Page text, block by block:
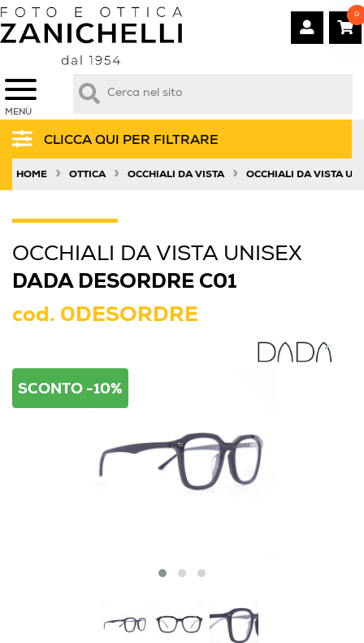
MENÙ
0
CLICCA QUI PER FILTRARE
HOME » OTTICA » OCCHIALI DA VISTA » OCCHIALI DA VISTA
OCCHIALI DA VISTA UNISEX
DADA DESORDRE C01
cod. 0DESORDRE
SCONTO -10%